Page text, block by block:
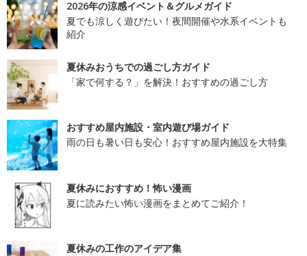
2026年の涼感イベント＆グルメガイド
夏でも涼しく遊びたい！夜間開催や水系イベントも
紹介
夏休みおうちでの過ごし方ガイド
「家で何する？」を解決！おすすめの過ごし方
おすすめ屋内施設・室内遊び場ガイド
雨の日も暑い日も安心！おすすめ屋内施設を大特集
夏休みにおすすめ！怖い漫画
夏に読みたい怖い漫画をまとめてご紹介！
夏休みの工作のアイデア集